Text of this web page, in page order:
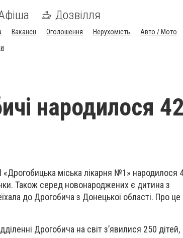
Дозвілля
Вакансії Оголошення Нерухомість
Авто / Мото
народилося 42
міська лікарня №1» народилося
Також серед новонароджених є дитина з
до Дрогобича з Донецької області. Про це
Дрогобича на світ з’явилися 250 дітей,